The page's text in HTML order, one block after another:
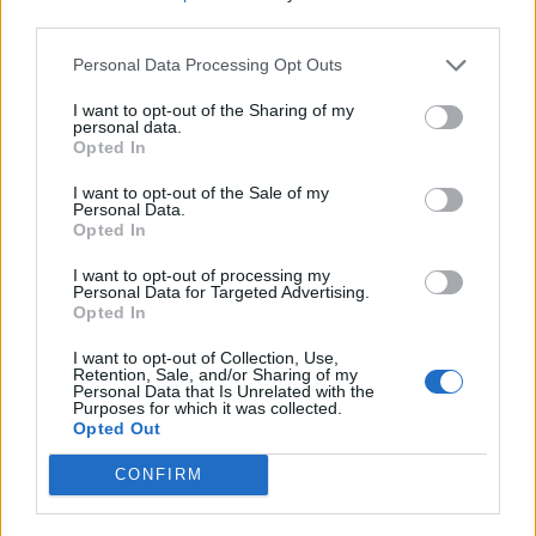
Personal Data Processing Opt Outs
I want to opt-out of the Sharing of my
personal data.
Opted In
I want to opt-out of the Sale of my
Personal Data.
Opted In
I want to opt-out of processing my
Personal Data for Targeted Advertising.
Opted In
I want to opt-out of Collection, Use,
Retention, Sale, and/or Sharing of my
Personal Data that Is Unrelated with the
Purposes for which it was collected.
Opted Out
CONFIRM
© Vecer.mk, правата за текстот се на редакцијата
Како да ги препознаете и
Трагедија на летување! МОМЧЕ
НАЈЧИТАНИ ВО ПОСЛЕДНИ 7 ДЕНА
СЛУШАМ, САКААТ ДА СЕ СУДИ
ЗА ВОЕНИТЕ ЗЛОСТРОСТВА НА
УЧК...